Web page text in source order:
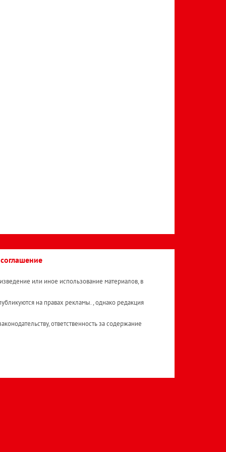
или иное использование материалов, в
на правах рекламы. , однако редакция
ответственность за содержание